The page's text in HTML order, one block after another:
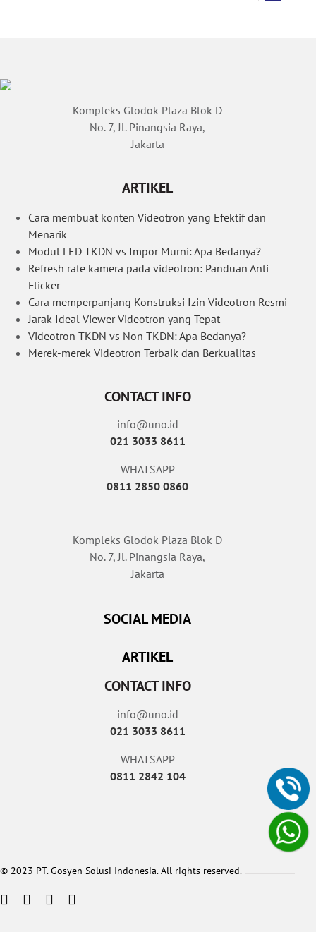
Kompleks Glodok Plaza Blok D
No. 7, Jl. Pinangsia Raya,
Jakarta
ARTIKEL
Cara membuat konten Videotron yang Efektif dan
Menarik
Modul LED TKDN vs Impor Murni: Apa Bedanya?
Refresh rate kamera pada videotron: Panduan Anti
Flicker
Cara memperpanjang Konstruksi Izin Videotron Resmi
Jarak Ideal Viewer Videotron yang Tepat
Videotron TKDN vs Non TKDN: Apa Bedanya?
Merek-merek Videotron Terbaik dan Berkualitas
CONTACT INFO
info@uno.id
021 3033 8611
WHATSAPP
0811 2850 0860
Kompleks Glodok Plaza Blok D
No. 7, Jl. Pinangsia Raya,
Jakarta
SOCIAL MEDIA
ARTIKEL
CONTACT INFO
info@uno.id
021 3033 8611
WHATSAPP
0811 2842 104
© 2023 PT. Gosyen Solusi Indonesia. All rights reserved.